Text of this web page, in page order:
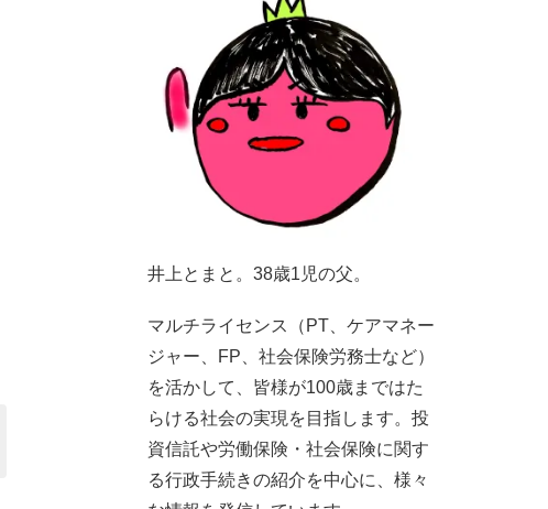
井上とまと。38歳1児の父。
マルチライセンス（PT、ケアマネー
ジャー、FP、社会保険労務士など）
を活かして、皆様が100歳まではた
らける社会の実現を目指します。投
資信託や労働保険・社会保険に関す
る行政手続きの紹介を中心に、様々